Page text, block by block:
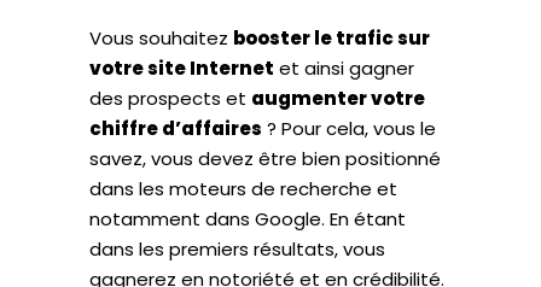
Vous souhaitez booster le trafic sur
votre site Internet et ainsi gagner
des prospects et augmenter votre
chiffre d’affaires ? Pour cela, vous le
savez, vous devez être bien positionné
dans les moteurs de recherche et
notamment dans Google. En étant
dans les premiers résultats, vous
gagnerez en notoriété et en crédibilité.